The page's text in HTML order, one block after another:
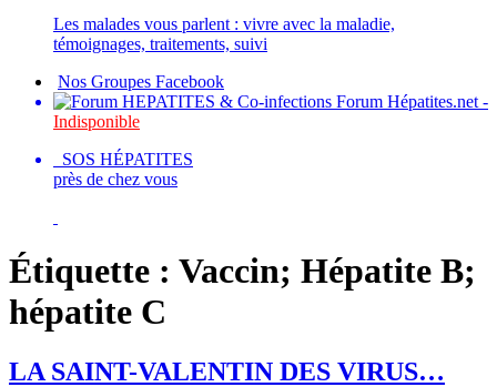
Les malades vous parlent : vivre avec la maladie,
témoignages, traitements, suivi
Nos Groupes Facebook
Forum Hépatites.net -
Indisponible
SOS HÉPATITES
près de chez vous
Étiquette : Vaccin; Hépatite B;
hépatite C
LA SAINT-VALENTIN DES VIRUS…